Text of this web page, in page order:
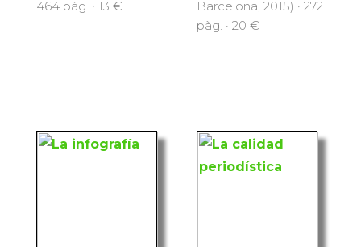
464 pàg. · 13 €
Barcelona, 2015) · 272
pàg. · 20 €